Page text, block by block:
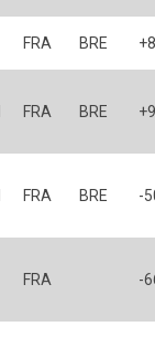
FRA BRE
FRA BRE
FRA BRE -
FRA -